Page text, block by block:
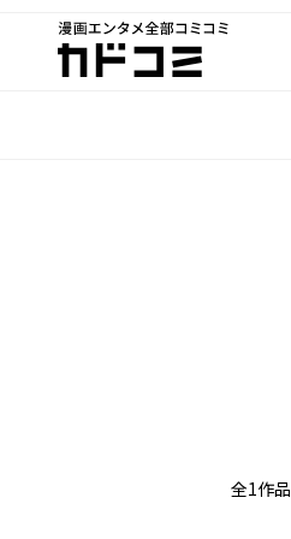
漫画エンタメ全部コミコミ
カドコミ
全1作品